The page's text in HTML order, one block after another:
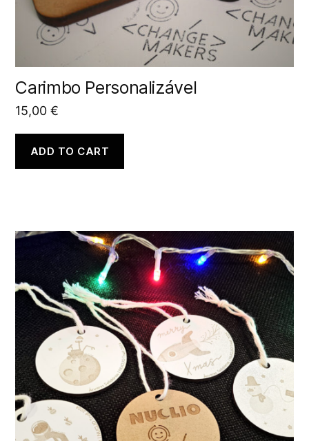
Carimbo Personalizável
15,00€
ADD TO CART